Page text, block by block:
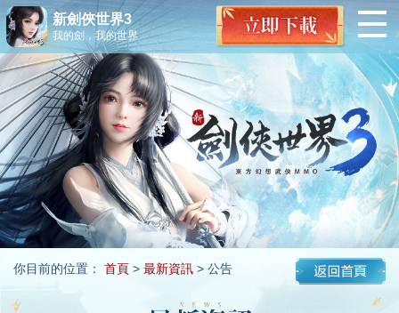
新劍俠世界3
我的劍，我的世界
你目前的位置： 首頁> 最新資訊> 公告